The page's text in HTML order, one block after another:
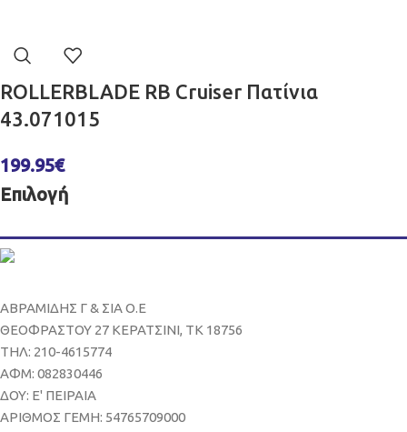
ROLLERBLADE RB Cruiser Πατίνια
43.071015
199.95€
Επιλογή
ΑΒΡΑΜΙΔΗΣ Γ & ΣΙΑ Ο.Ε
ΘΕΟΦΡΑΣΤΟΥ 27 ΚΕΡΑΤΣΙΝΙ, ΤΚ 18756
ΤΗΛ: 210-4615774
ΑΦΜ: 082830446
ΔΟΥ: Ε' ΠΕΙΡΑΙΑ
ΑΡΙΘΜΟΣ ΓΕΜΗ: 54765709000